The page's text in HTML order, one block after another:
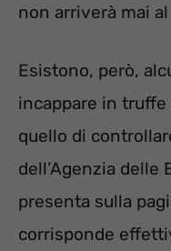
non arriverà mai
Esistono, però,
incappare in
quello di
dell’Agenzia delle
presenta sulla
corrisponde